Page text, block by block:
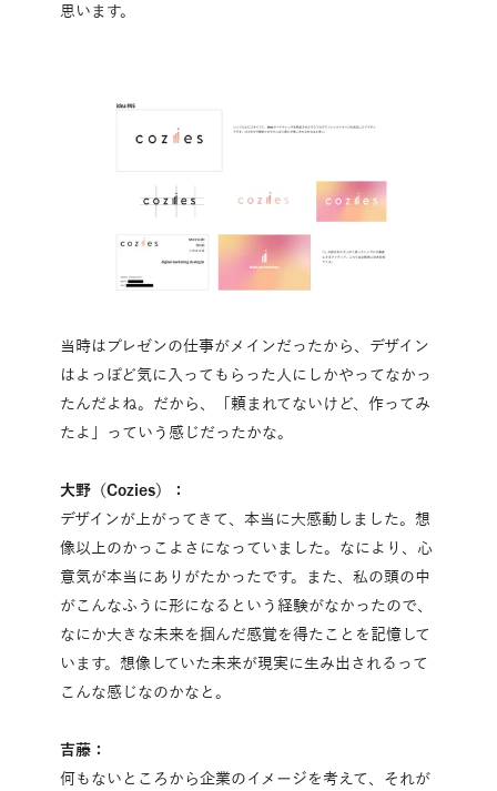
思います。
当時はプレゼンの仕事がメインだったから、デザイン
はよっぽど気に入ってもらった人にしかやってなかっ
たんだよね。だから、「頼まれてないけど、作ってみ
たよ」っていう感じだったかな。
大野（Cozies）：
デザインが上がってきて、本当に大感動しました。想
像以上のかっこよさになっていました。なにより、心
意気が本当にありがたかったです。また、私の頭の中
がこんなふうに形になるという経験がなかったので、
なにか大きな未来を掴んだ感覚を得たことを記憶して
います。想像していた未来が現実に生み出されるって
こんな感じなのかなと。
吉藤：
何もないところから企業のイメージを考えて、それが